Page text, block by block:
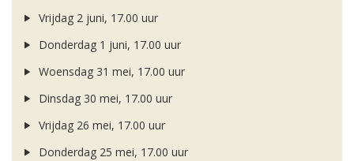
Vrijdag 2 juni, 17.00 uur
Donderdag 1 juni, 17.00 uur
Woensdag 31 mei, 17.00 uur
Dinsdag 30 mei, 17.00 uur
Vrijdag 26 mei, 17.00 uur
Donderdag 25 mei, 17.00 uur